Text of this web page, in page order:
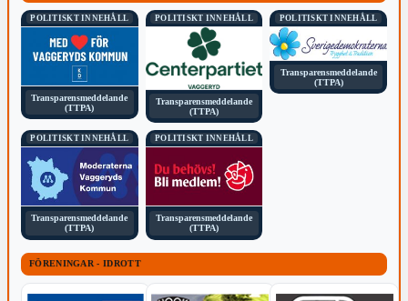
POLITISKT INNEHÅLL
Transparensmeddelande
(TTPA)
POLITISKT INNEHÅLL
Transparensmeddelande
(TTPA)
POLITISKT INNEHÅLL
Transparensmeddelande
(TTPA)
POLITISKT INNEHÅLL
Transparensmeddelande
(TTPA)
POLITISKT INNEHÅLL
Transparensmeddelande
(TTPA)
FÖRENINGAR - IDROTT